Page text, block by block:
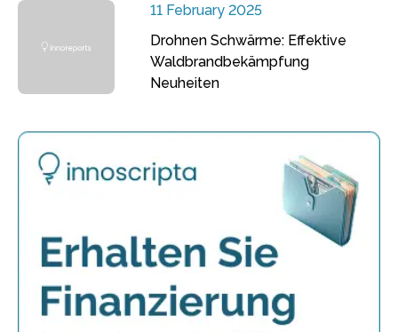
11 February 2025
Drohnen Schwärme: Effektive
Waldbrandbekämpfung
Neuheiten